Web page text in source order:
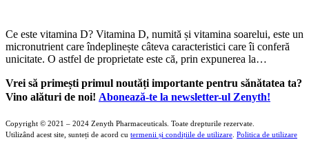
Ce este vitamina D? Vitamina D, numită și vitamina soarelui, este un
micronutrient care îndeplinește câteva caracteristici care îi conferă
unicitate. O astfel de proprietate este că, prin expunerea la…
Vrei să primești primul noutăți importante pentru sănătatea ta?
Vino alături de noi! Abonează-te la newsletter-ul Zenyth!
Copyright © 2021 – 2024 Zenyth Pharmaceuticals. Toate drepturile rezervate.
Utilizând acest site, sunteți de acord cu termenii și condițiile de utilizare. Politica de utilizare